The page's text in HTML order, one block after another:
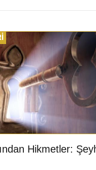
Hikmetler: